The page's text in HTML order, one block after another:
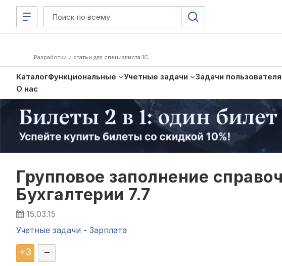
Разработки и статьи для специалиста 1С
КаталогФункциональные Учетные задачи Задачи пользователя
О нас
Групповое заполнение
Бухгалтерии 7.7
15.03.15
Учетные задачи - Зарплата
+3 –